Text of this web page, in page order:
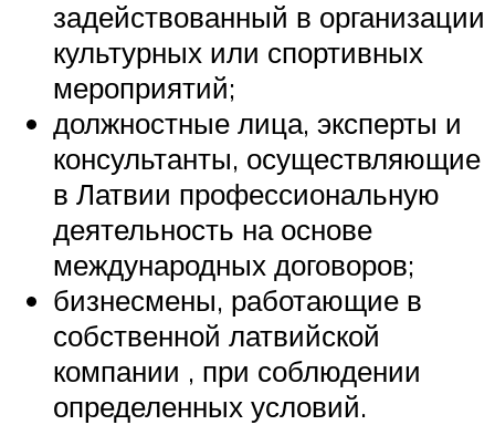
задействованный в организации
культурных или спортивных
мероприятий;
должностные лица, эксперты и
консультанты, осуществляющие
в Латвии профессиональную
деятельность на основе
международных договоров;
бизнесмены, работающие в
собственной латвийской
компании , при соблюдении
определенных условий.